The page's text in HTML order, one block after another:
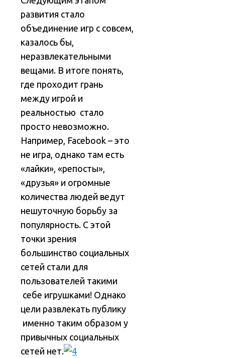
развития стало
объединение игр с совсем,
казалось бы,
неразвлекательными
вещами. В итоге понять,
где проходит грань
между игрой и
реальностью стало
просто невозможно.
Например, Facebook – это
не игра, однако там есть
«лайки», «репосты»,
«друзья» и огромные
количества людей ведут
нешуточную борьбу за
популярность. С этой
точки зрения
большинство социальных
сетей стали для
пользователей такими
себе игрушками! Однако
цели развлекать публику
именно таким образом у
привычных социальных
сетей нет.